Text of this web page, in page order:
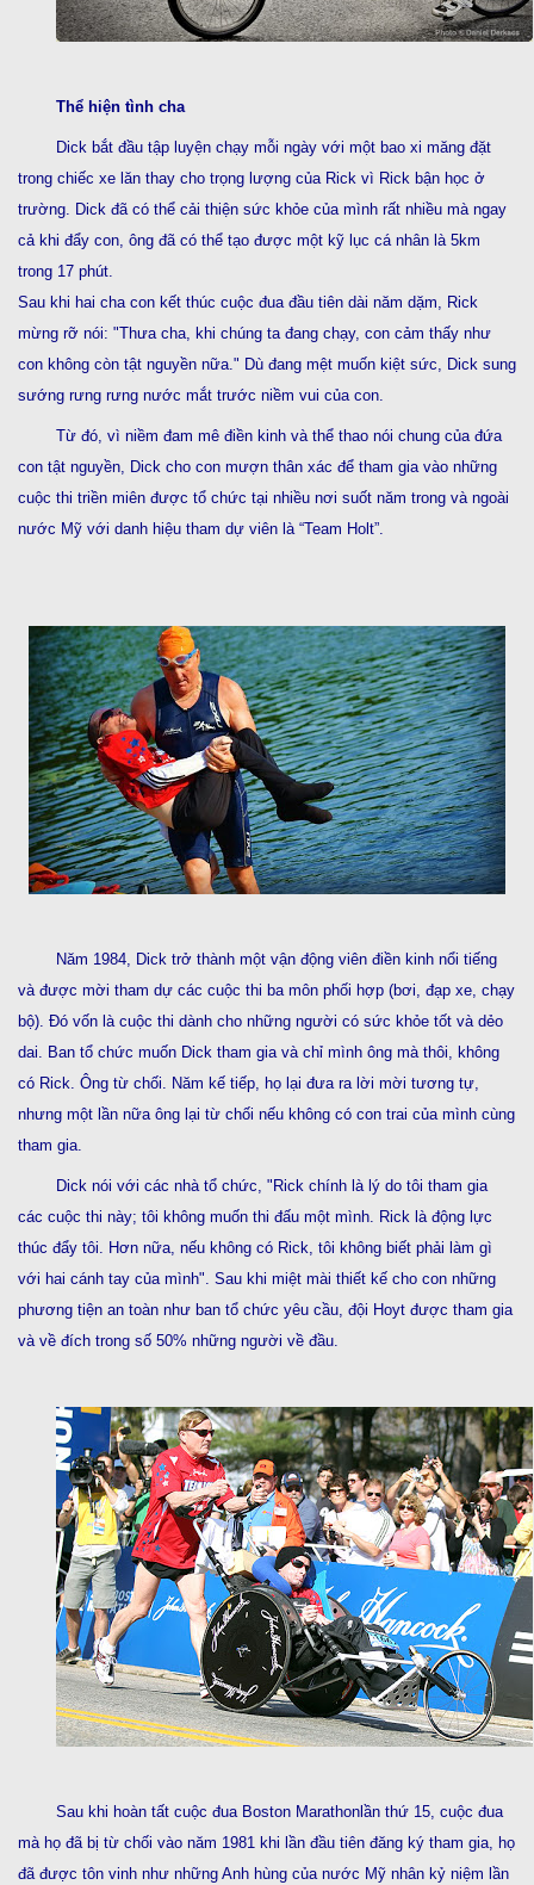
Thể hiện tình cha
Dick bắt đầu tập luyện chạy mỗi ngày với một bao xi măng đặt
trong chiếc xe lăn thay cho trọng lượng của Rick vì Rick bận học ở
trường. Dick đã có thể cải thiện sức khỏe của mình rất nhiều mà ngay
cả khi đẩy con, ông đã có thể tạo được một kỹ lục cá nhân là 5km
trong 17 phút.
Sau khi hai cha con kết thúc cuộc đua đầu tiên dài năm dặm, Rick
mừng rỡ nói: "Thưa cha, khi chúng ta đang chạy, con cảm thấy như
con không còn tật nguyền nữa." Dù đang mệt muốn kiệt sức, Dick sung
sướng rưng rưng nước mắt trước niềm vui của con.
Từ đó, vì niềm đam mê điền kinh và thể thao nói chung của đứa
con tật nguyền, Dick cho con mượn thân xác để tham gia vào những
cuộc thi triền miên được tổ chức tại nhiều nơi suốt năm trong và ngoài
nước Mỹ với danh hiệu tham dự viên là “Team Holt”.
Năm 1984, Dick trở thành một vận động viên điền kinh nổi tiếng
và được mời tham dự các cuộc thi ba môn phối hợp (bơi, đạp xe, chạy
bộ). Đó vốn là cuộc thi dành cho những người có sức khỏe tốt và dẻo
dai. Ban tổ chức muốn Dick tham gia và chỉ mình ông mà thôi, không
có Rick. Ông từ chối. Năm kế tiếp, họ lại đưa ra lời mời tương tự,
nhưng một lần nữa ông lại từ chối nếu không có con trai của mình cùng
tham gia.
Dick nói với các nhà tổ chức, "Rick chính là lý do tôi tham gia
các cuộc thi này; tôi không muốn thi đấu một mình. Rick là động lực
thúc đẩy tôi. Hơn nữa, nếu không có Rick, tôi không biết phải làm gì
với hai cánh tay của mình". Sau khi miệt mài thiết kế cho con những
phương tiện an toàn như ban tổ chức yêu cầu, đội Hoyt được tham gia
và về đích trong số 50% những người về đầu.
Sau khi hoàn tất cuộc đua Boston Marathonlần thứ 15, cuộc đua
mà họ đã bị từ chối vào năm 1981 khi lần đầu tiên đăng ký tham gia, họ
đã được tôn vinh như những Anh hùng của nước Mỹ nhân kỷ niệm lần